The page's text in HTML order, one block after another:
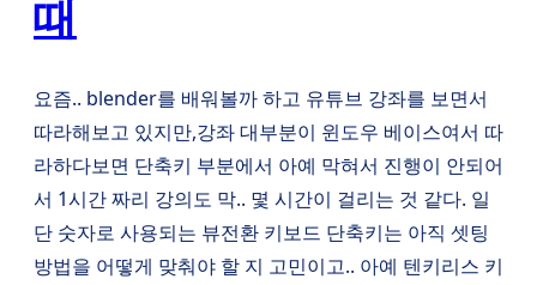
때
요즘.. blender를 배워볼까 하고 유튜브 강좌를 보면서
따라해보고 있지만,강좌 대부분이 윈도우 베이스여서 따
라하다보면 단축키 부분에서 아예 막혀서 진행이 안되어
서 1시간 짜리 강의도 막.. 몇 시간이 걸리는 것 같다. 일
단 숫자로 사용되는 뷰전환 키보드 단축키는 아직 셋팅
방법을 어떻게 맞춰야 할 지 고민이고.. 아예 텐키리스 키